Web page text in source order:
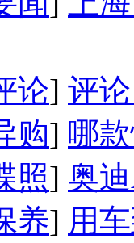
论] 评
购] 哪
照] 奥
养] 用